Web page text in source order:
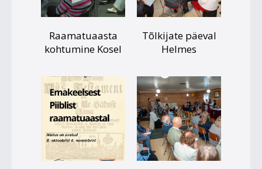
Raamatuaasta
kohtumine Kosel
Tõlkijate päeval
Helmes